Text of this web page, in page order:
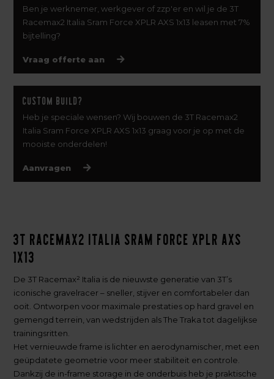
Ben je werknemer, werkgever of zzp'er en wil je de 3T
Racemax2 Italia Sram Force XPLR AXS 1x13 leasen met 7%
bijtelling?
Vraag offerte aan
Custom build?
Heb je speciale wensen? Wij bouwen de 3T Racemax2
Italia Sram Force XPLR AXS 1x13 graag voor je op met de
mooiste onderdelen!
Aanvragen
3T Racemax2 Italia Sram Force XPLR AXS
1x13
De 3T Racemax² Italia is de nieuwste generatie van 3T’s
iconische gravelracer – sneller, stijver en comfortabeler dan
ooit. Ontworpen voor maximale prestaties op hard gravel en
gemengd terrein, van wedstrijden als The Traka tot dagelijkse
trainingsritten.
Het vernieuwde frame is lichter en aerodynamischer, met een
geüpdatete geometrie voor meer stabiliteit en controle.
Dankzij de in-frame storage in de onderbuis heb je praktische